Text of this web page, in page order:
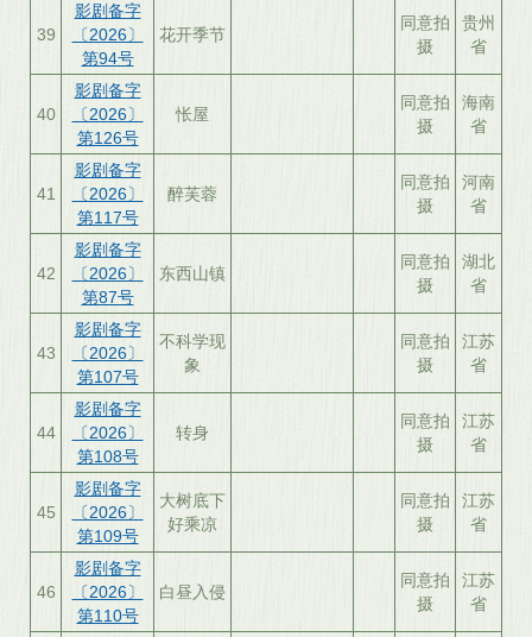
39
影剧备字
〔2026〕
第94号
花开季节
同意拍
摄
贵州
省
40
影剧备字
〔2026〕
第126号
怅屋
同意拍
摄
海南
省
41
影剧备字
〔2026〕
第117号
醉芙蓉
同意拍
摄
河南
省
42
影剧备字
〔2026〕
第87号
东西山镇
同意拍
摄
湖北
省
43
影剧备字
〔2026〕
第107号
不科学现
象
同意拍
摄
江苏
省
44
影剧备字
〔2026〕
第108号
转身
同意拍
摄
江苏
省
45
影剧备字
〔2026〕
第109号
大树底下
好乘凉
同意拍
摄
江苏
省
46
影剧备字
〔2026〕
第110号
白昼入侵
同意拍
摄
江苏
省